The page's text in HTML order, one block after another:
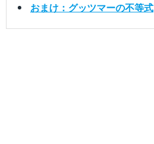
おまけ：グッツマーの不等式